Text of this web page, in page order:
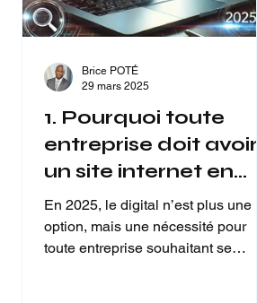
1. Pourquoi toute
entreprise doit avoir
un site internet en
2025 ?
En 2025, le digital n’est plus une
option, mais une nécessité pour
toute entreprise souhaitant se
Brice POTÉ
29 mars 2025